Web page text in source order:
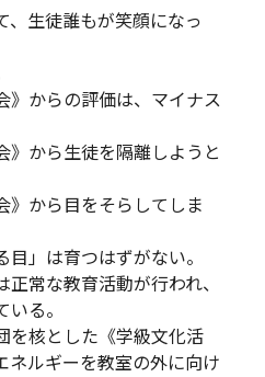
、生徒誰もが笑顔になっ
からの評価は、マイナス
から生徒を隔離しようと
から目をそらしてしま
」は育つはずがない。
常な教育活動が行われ、
る。
核とした《学級文化活
ネルギーを教室の外に向け